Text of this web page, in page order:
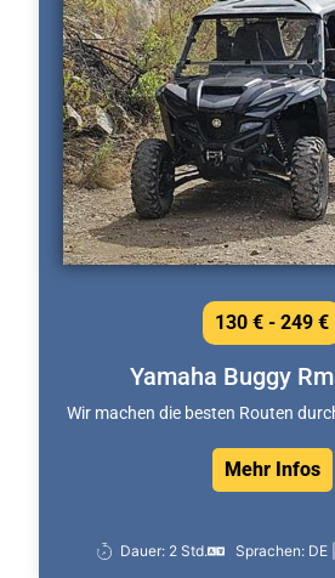
Yamaha Buggy
Wir machen die besten Routen
Mehr Infos
130 € - 249 €
Dauer: 2 Std. Sprachen: DE